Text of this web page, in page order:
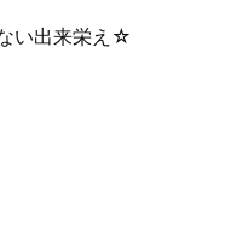
い出来栄え☆